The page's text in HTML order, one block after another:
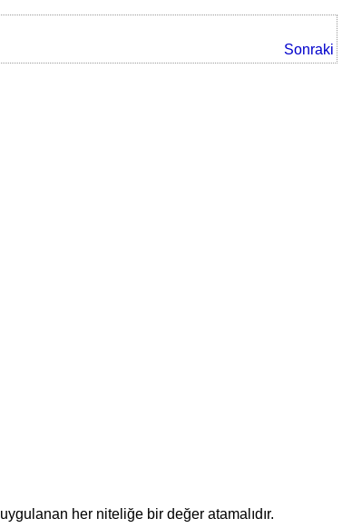
Sonraki
uygulanan her niteliğe bir değer atamalıdır.